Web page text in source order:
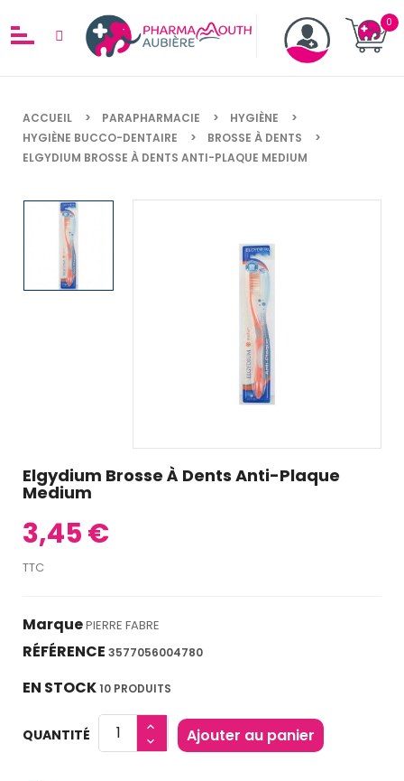
ACCUEIL PARAPHARMACIE
HYGIÈNE
HYGIÈNE BUCCO-DENTAIRE
BROSSE À DENTS
ELGYDIUM BROSSE À DENTS ANTI-PLAQUE MEDIUM
Elgydium Brosse À Dents Anti-Plaque
Medium
3,45 €
TTC
MarquePIERRE FABRE
RÉFÉRENCE 3577056004780
EN STOCK10 PRODUITS
QUANTITÉ Ajouter au panier